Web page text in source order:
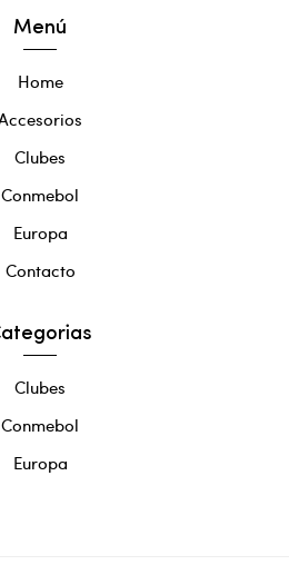
Menú
Home
Clubes
Conmebol
Europa
Contacto
Clubes
Conmebol
Europa